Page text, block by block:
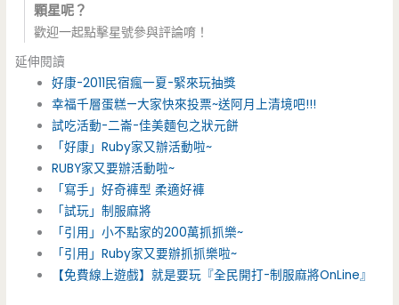
顆星呢？
歡迎一起點擊星號參與評論唷！
延伸閱讀
好康-2011民宿瘋一夏-緊來玩抽獎
幸福千層蛋糕—大家快來投票~送阿月上清境吧!!!
試吃活動-二崙-佳美麵包之狀元餅
「好康」Ruby家又辦活動啦~
RUBY家又要辦活動啦~
「寫手」好奇褲型 柔適好褲
「試玩」制服麻將
「引用」小不點家的200萬抓抓樂~
「引用」Ruby家又要辦抓抓樂啦~
【免費線上遊戲】就是要玩『全民開打-制服麻將OnLine』